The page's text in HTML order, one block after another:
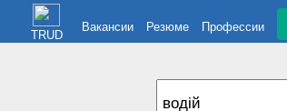
TRUD
Вакансии Резюме Профессии